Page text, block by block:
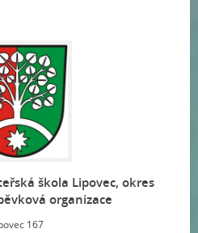
škola Lipovec, okres
organizace
167